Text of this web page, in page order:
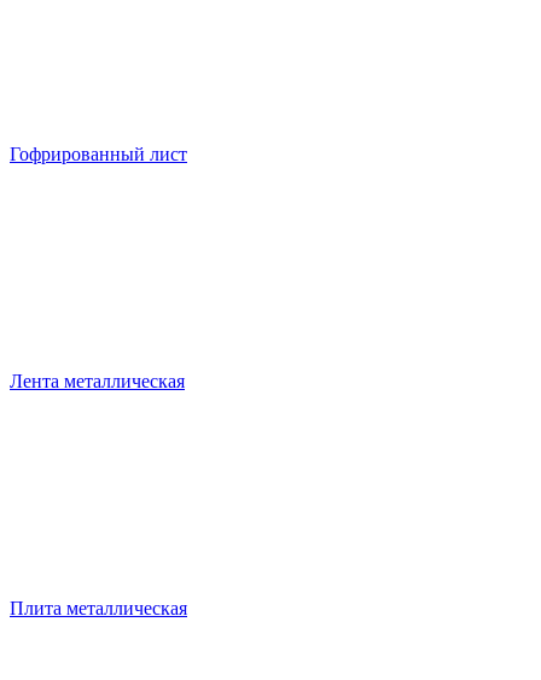
Гофрированный лист
Лента металлическая
Плита металлическая